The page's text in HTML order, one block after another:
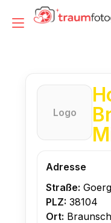
InhaltNavigation
Logo
Adresse
Straße:
PLZ: 38104
Ort: